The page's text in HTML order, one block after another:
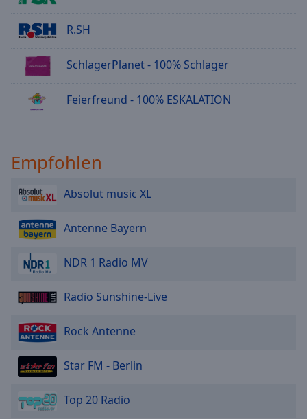
R.SH
SchlagerPlanet - 100% Schlager
Feierfreund - 100% ESKALATION
Empfohlen
Absolut music XL
Antenne Bayern
NDR 1 Radio MV
Radio Sunshine-Live
Rock Antenne
Star FM - Berlin
Top 20 Radio